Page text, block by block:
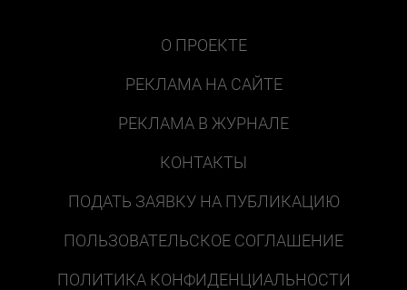
О ПРОЕКТЕ
РЕКЛАМА НА САЙТЕ
РЕКЛАМА В ЖУРНАЛЕ
КОНТАКТЫ
ПОДАТЬ ЗАЯВКУ НА ПУБЛИКАЦИЮ
ПОЛЬЗОВАТЕЛЬСКОЕ СОГЛАШЕНИЕ
ПОЛИТИКА КОНФИДЕНЦИАЛЬНОСТИ